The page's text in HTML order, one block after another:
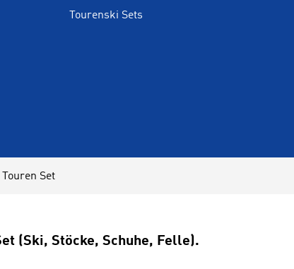
Tourenski Sets
Touren Set
(Ski, Stöcke, Schuhe, Felle).